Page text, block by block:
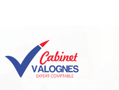
Aller
contenu